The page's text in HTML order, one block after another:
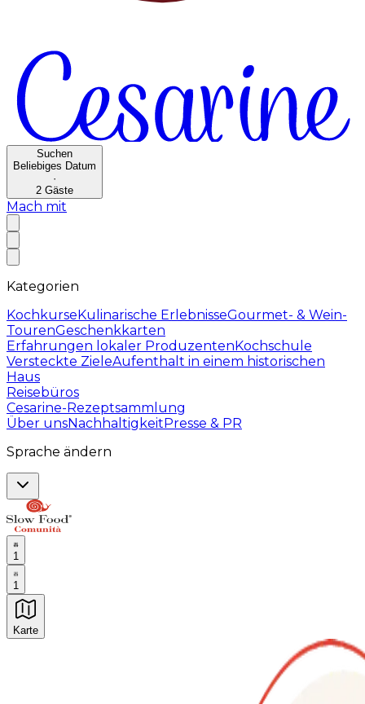
Suchen
Beliebiges Datum
·
2 Gäste
Mach mit
Kategorien
KochkurseKulinarische ErlebnisseGourmet- & Wein-
TourenGeschenkkarten
Erfahrungen lokaler ProduzentenKochschule
Versteckte ZieleAufenthalt in einem historischen
Haus
Reisebüros
Cesarine-Rezeptsammlung
Über unsNachhaltigkeitPresse & PR
Sprache ändern
1
1
Karte
Unvergessliche kulinarische Erlebnisse: